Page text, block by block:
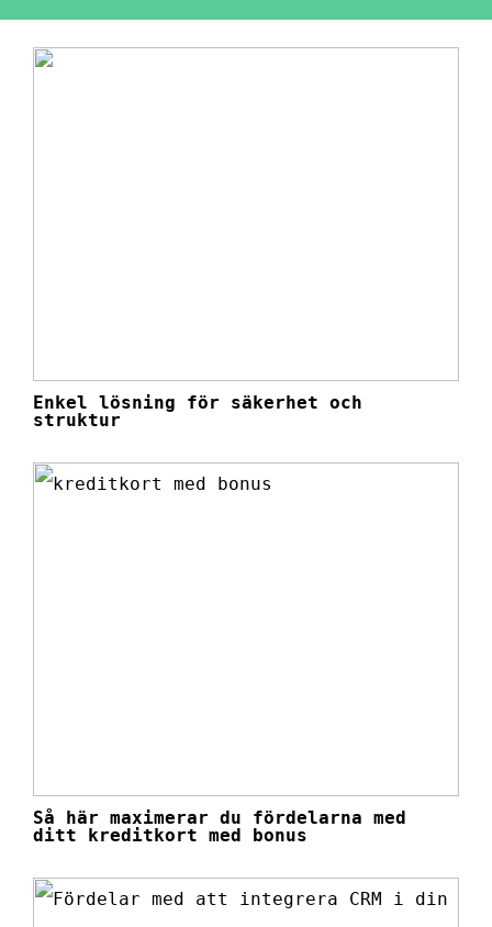
Enkel lösning för säkerhet och
struktur
Så här maximerar du fördelarna med
ditt kreditkort med bonus